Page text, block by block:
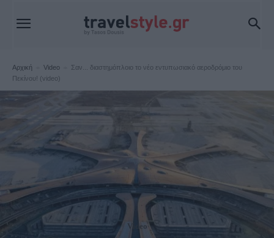
Αρχική Video
Σαν... διαστημόπλοιο το νέο εντυπωσιακό αεροδρόμιο του
Πεκίνου! (video)
Video